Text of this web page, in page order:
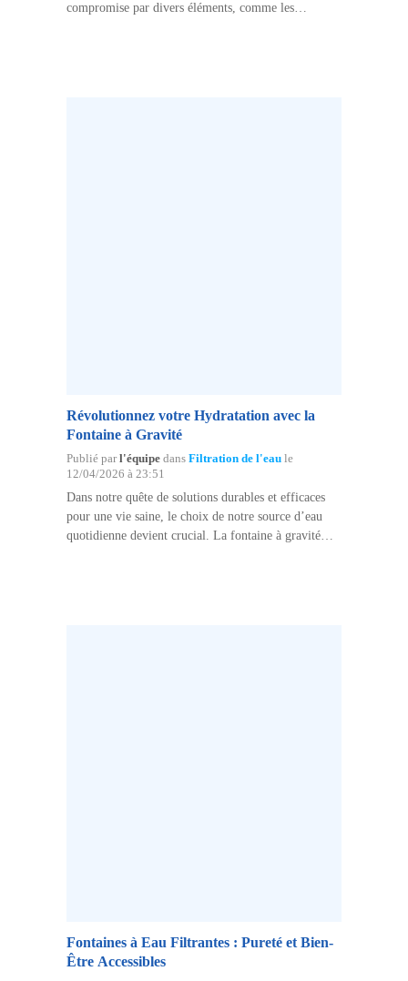
compromise par divers éléments, comme les
Révolutionnez votre Hydratation avec la
Fontaine à Gravité
Publié parl'équipedans Filtration de l'eaule
12/04/2026 à 23:51
Dans notre quête de solutions durables et efficaces
pour une vie saine, le choix de notre source d’eau
quotidienne devient crucial. La fontaine à gravité
Fontaines à Eau Filtrantes : Pureté et Bien-
Être Accessibles